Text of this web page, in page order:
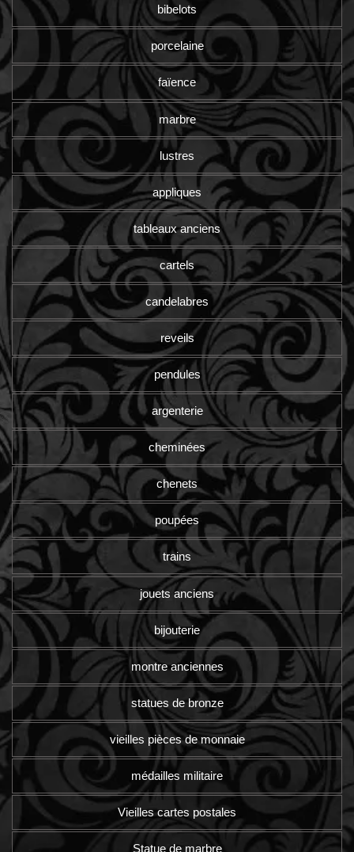
bibelots
porcelaine
faïence
marbre
lustres
appliques
tableaux anciens
cartels
candelabres
reveils
pendules
argenterie
cheminées
chenets
poupées
trains
jouets anciens
bijouterie
montre anciennes
statues de bronze
vieilles pièces de monnaie
médailles militaire
Vieilles cartes postales
Statue de marbre